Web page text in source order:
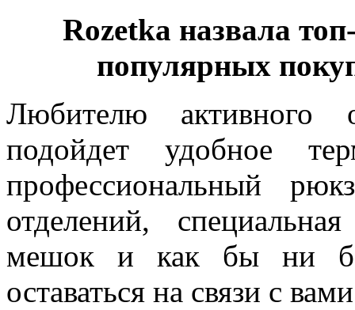
Rozetka назвала
популярных
Любителю активного
подойдет удобное
профессиональный
отделений,
мешок и как бы ни
оставаться на связи с